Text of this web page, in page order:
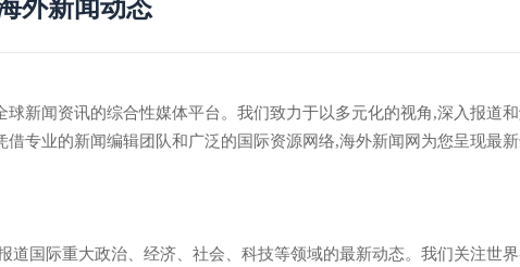
外新闻动态
球新闻资讯的综合性媒体平台。我们致力于以多元化的视角,深入报道
借专业的新闻编辑团队和广泛的国际资源网络,海外新闻网为您呈现最
道国际重大政治、经济、社会、科技等领域的最新动态。我们关注世